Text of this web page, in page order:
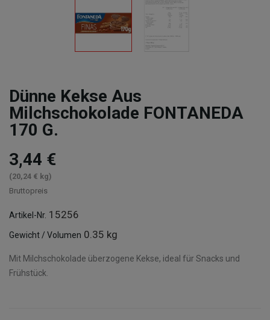
Dünne Kekse Aus
Milchschokolade FONTANEDA
170 G.
3,44 €
(20,24 € kg)
Bruttopreis
Artikel-Nr. 15256
Gewicht / Volumen 0.35 kg
Mit Milchschokolade überzogene Kekse, ideal für Snacks und
Frühstück.